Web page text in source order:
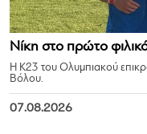
Νίκη στο πρώτο
Η Κ23 του Ολυμπιακού
Βόλου.
07.08.2026